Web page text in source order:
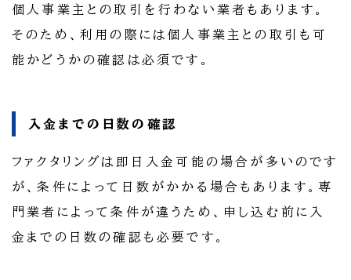
個人事業主との取引を行わない業者もあります。
そのため、利用の際には個人事業主との取引も可
能かどうかの確認は必須です。
入金までの日数の確認
ファクタリングは即日入金可能の場合が多いのです
が、条件によって日数がかかる場合もあります。専
門業者によって条件が違うため、申し込む前に入
金までの日数の確認も必要です。